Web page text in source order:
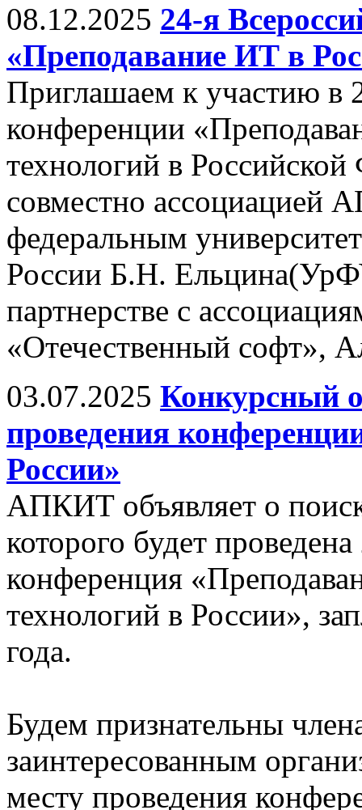
08.12.2025 24-я
«Преподавание ИТ в
Приглашаем к участию в
конференции
технологий в
совместно ассоциацией
федеральным
России Б.Н.
партнерстве с
«Отечественный софт»,
03.07.2025 Конкурсный
проведения
России»
АПКИТ объявляет о
которого будет
конференция
технологий в России»,
года.
Будем признательны
заинтересованным
месту проведения